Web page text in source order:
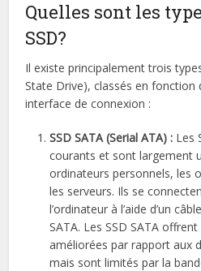
Quelles sont les
SSD?
Il existe principalement trois
State Drive), classés en
interface de connexion :
SSD SATA (Serial ATA) : Les
courants et sont largement
ordinateurs personnels, les
les serveurs. Ils se
l’ordinateur à l’aide d’un
SATA. Les SSD SATA
améliorées par rapport aux
mais sont limités par la